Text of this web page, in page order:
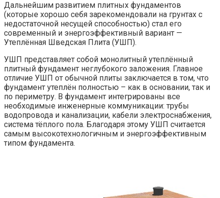
Дальнейшим развитием плитных фундаментов
(которые хорошо себя зарекомендовали на грунтах с
недостаточной несущей способностью) стал его
современный и энергоэффективный вариант —
Утеплённая Шведская Плита (УШП).
УШП представляет собой монолитный утеплённый
плитный фундамент неглубокого заложения. Главное
отличие УШП от обычной плиты заключается в том, что
фундамент утеплён полностью – как в основании, так и
по периметру. В фундамент интегрированы все
необходимые инженерные коммуникации: трубы
водопровода и канализации, кабели электроснабжения,
система тёплого пола. Благодаря этому УШП считается
самым высокотехнологичным и энергоэффективным
типом фундамента.